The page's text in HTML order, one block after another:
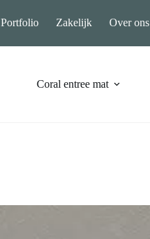
Portfolio Zakelijk Over ons
Coral entree mat